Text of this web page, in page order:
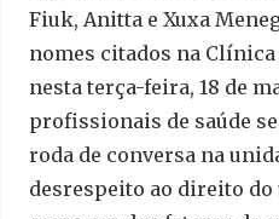
Fiuk, Anitta e Xuxa
nomes citados na
nesta terça-feira, 18 de
profissionais de saúde
roda de conversa na
desrespeito ao direito do